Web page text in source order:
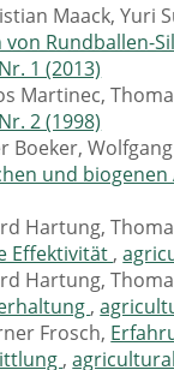
Maack, Yuri
Rundballen-
1 (2013)
Martinec,
2 (1998)
Boeker,
und biogenen
Hartung,
Effektivität ,
Hartung,
,
Frosch,
,